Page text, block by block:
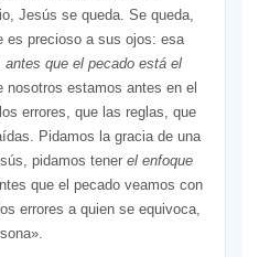
Jesús se queda. Se queda,
es precioso a sus ojos: esa
antes que el pecado está el
nosotros estamos antes en el
errores, que las reglas, que
Pidamos la gracia de una
pidamos tener el enfoque
que el pecado veamos con
errores a quien se equivoca,